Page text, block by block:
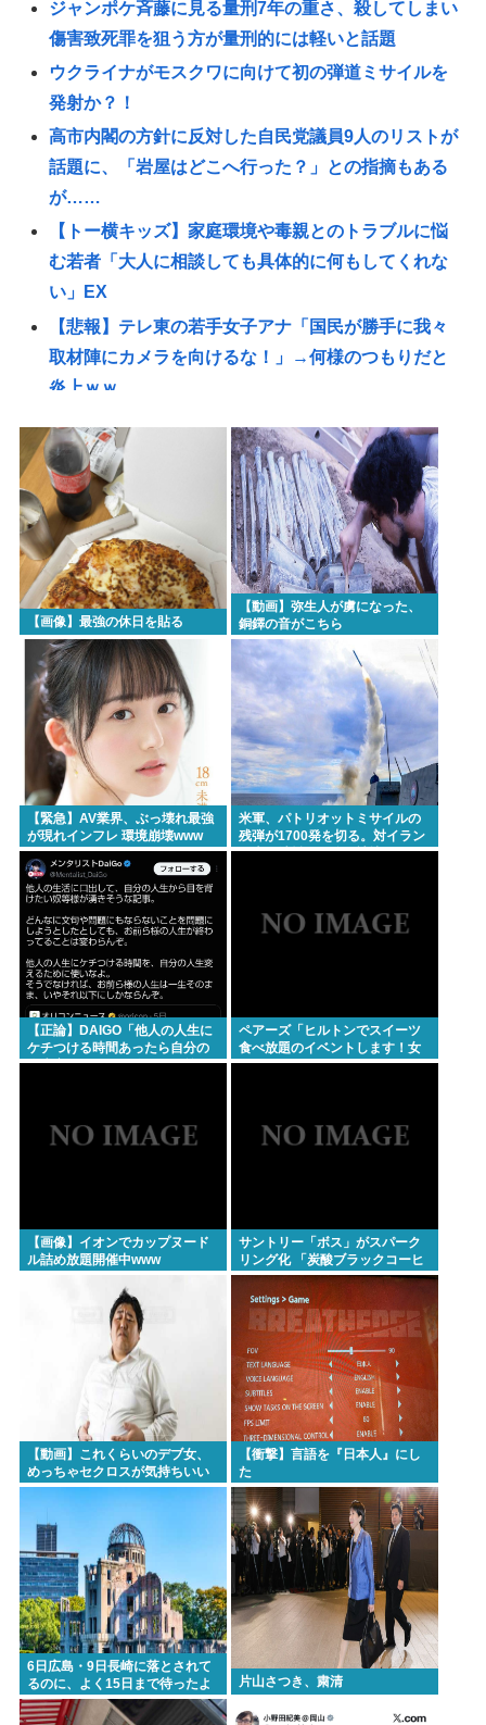
ジャンポケ斉藤に見る量刑7年の重さ、殺してしまい
傷害致死罪を狙う方が量刑的には軽いと話題
ウクライナがモスクワに向けて初の弾道ミサイルを
発射か？！
高市内閣の方針に反対した自民党議員9人のリストが
話題に、「岩屋はどこへ行った？」との指摘もある
が……
【トー横キッズ】家庭環境や毒親とのトラブルに悩
む若者「大人に相談しても具体的に何もしてくれな
い」EX
【悲報】テレ東の若手女子アナ「国民が勝手に我々
取材陣にカメラを向けるな！」→何様のつもりだと
炎上ｗｗ
て言ったじゃねーか！」（ヽ´ん`）「」 反論できる？
昔のおまいら「マクドはクソ！モスバーガー最高
や！」👈この風潮はもう無くなった？
【悲報】3大バーガーキングの弱点「冷めてる」
【画像】1998年のギャルゲー雑誌www
現在ヤフコメ時速ランキング1位の記事がこれ。どう
思う？
「まるで難民キャンプ」 避難所の劣悪な環境に専
門家も「びっくりした」 車中泊にもリスクが
「熱したフライパンに飛び込むようなもの」
日本『30℃』でも涼しい
【衝撃】北朝鮮、ロシアに5万人派兵か
ベジットのベジータ要素、ネーミングセンスしかな
い
クーラーつけるくらいなら死を選ぶ 7割超え
Powered by livedoor 相互RSS
【画像】最強の休日を貼る
【動画】弥生人が虜になった、
銅鐸の音がこちら
【緊急】AV業界、ぶっ壊れ最強
が現れインフレ 環境崩壊www
米軍、パトリオットミサイルの
残弾が1700発を切る。対イラン
で大量消耗した分を補填するの
【正論】DAIGO「他人の人生に
ケチつける時間あったら自分の
人生変えるために使え。お前ら
ペアーズ「ヒルトンでスイーツ
食べ放題のイベントします！女
2500円男7000円！！！」→男が
【画像】イオンでカップヌード
ル詰め放題開催中www
サントリー「ボス」がスパーク
リング化 「炭酸ブラックコーヒ
ー」に
【動画】これくらいのデブ女、
めっちゃセクロスが気持ちいい
ww
【衝撃】言語を『日本人』にし
た
6日広島・9日長崎に落とされて
るのに、よく15日まで待ったよ
な
片山さつき、粛清